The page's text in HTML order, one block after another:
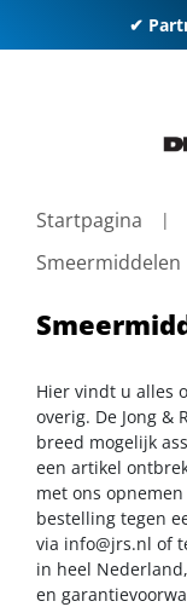
✔
Startpagina
Smeermiddelen
Hier vindt u alles
overig. De Jong &
breed mogelijk
een artikel
met ons
bestelling tegen
via info@jrs.nl of
in heel
en